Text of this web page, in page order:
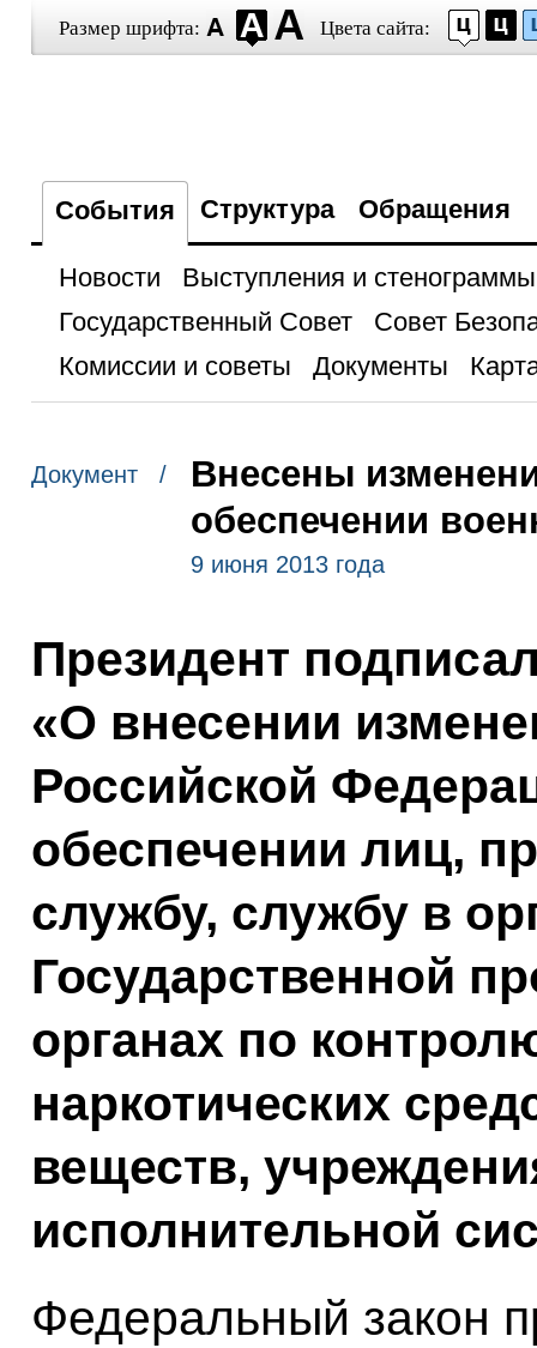
Размер шрифта: Цвета сайта:
События Структура Обращения
Новости
Выступления и стенограммы
Государственный Совет
Совет
Комиссии и советы
Документы
Документ /
Внесены
обеспечении
9 июня 2013 года
Президент
«О внесении
Российской
обеспечении лиц,
службу, службу в
Государственной
органах по
наркотических
веществ,
исполнительной
Федеральный закон